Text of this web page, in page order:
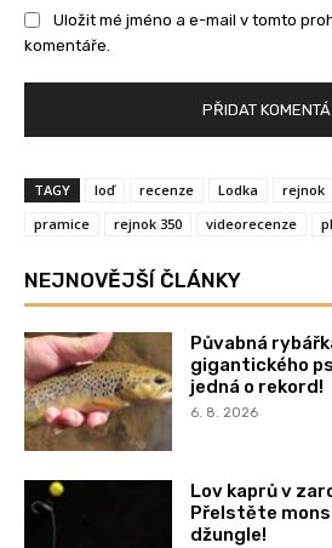
Uložit mé jméno a e-mail v tomto
komentáře.
TAGY loď recenze Lodka rejnok
pramice
rejnok 350 videorecenze
NEJNOVĚJŠÍ ČLÁNKY
Půvabná
gigantického
jedná o rekord!
6. 8. 2026
Lov kaprů v
Přelstěte
džungle!